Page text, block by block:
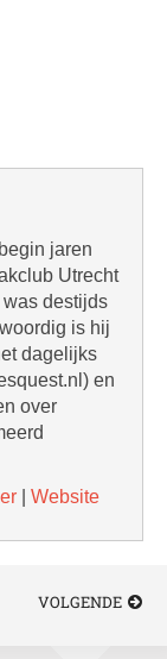
jaren
Utrecht
destijds
is hij
dagelijks
en
over
Website
VOLGENDE